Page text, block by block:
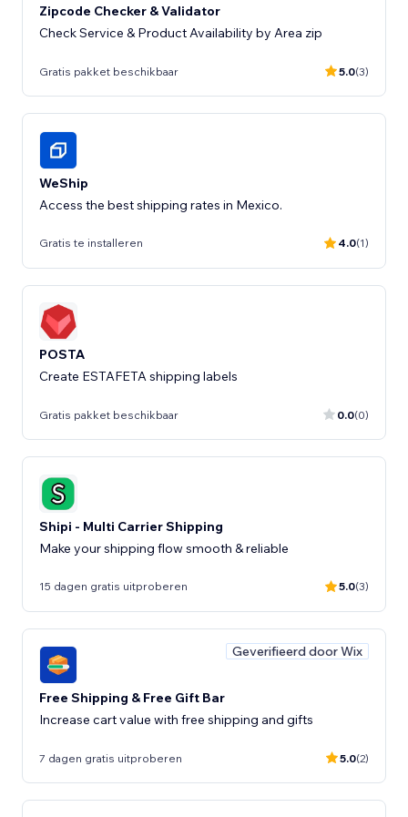
Zipcode Checker & Validator
Check Service & Product Availability by Area zip
Gratis pakket beschikbaar 5.0(3)
WeShip
Access the best shipping rates in Mexico.
Gratis te installeren 4.0(1)
POSTA
Create ESTAFETA shipping labels
Gratis pakket beschikbaar 0.0(0)
Shipi - Multi Carrier Shipping
Make your shipping flow smooth & reliable
15 dagen gratis uitproberen 5.0(3)
Geverifieerd door Wix
Free Shipping & Free Gift Bar
Increase cart value with free shipping and gifts
7 dagen gratis uitproberen 5.0(2)